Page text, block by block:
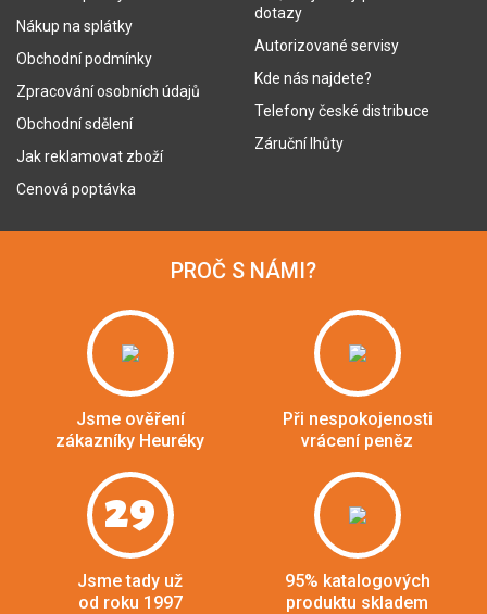
Nákup na splátky
Obchodní podmínky
Zpracování osobních údajů
Obchodní sdělení
Jak reklamovat zboží
Cenová poptávka
dotazy
Autorizované servisy
Kde nás najdete?
Telefony české distribuce
Záruční lhůty
PROČ S NÁMI?
Jsme ověření
zákazníky Heuréky
Při nespokojenosti
vrácení peněz
29
Jsme tady už
od roku 1997
95% katalogových
produktu skladem